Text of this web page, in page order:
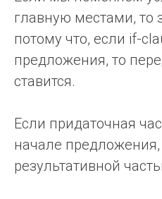
главную местами, то
потому что, если if-
предложения, то
ставится.
Если придаточная
начале предложения,
результативной